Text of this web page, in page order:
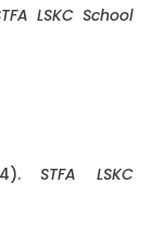
LSKC School
STFA LSKC